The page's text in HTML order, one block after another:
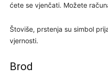
ćete se vjenčati. Možete
Štoviše, prstenja su simbol
vjernosti.
Brod